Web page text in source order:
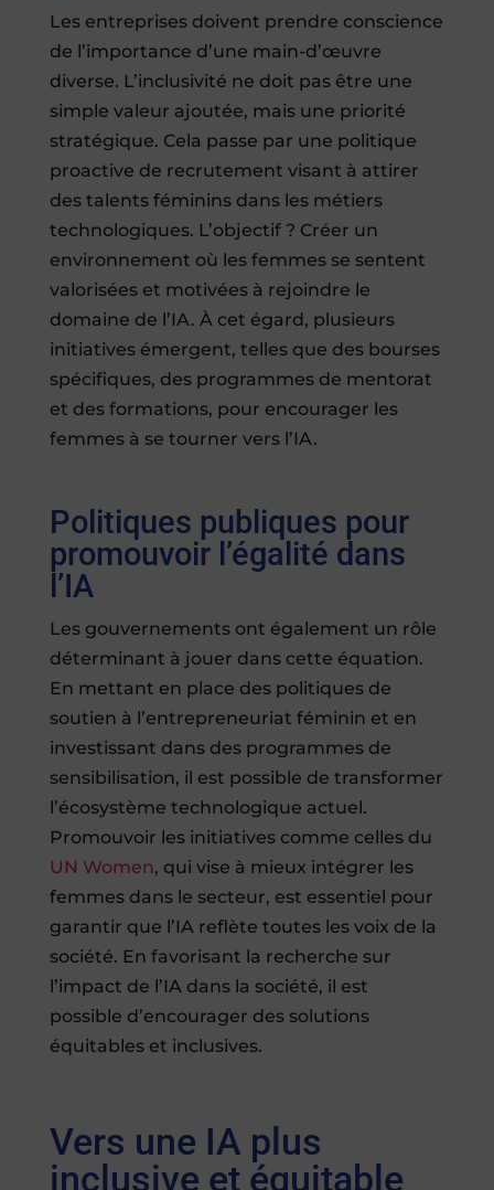
Les entreprises doivent prendre conscience
de l’importance d’une main-d’œuvre
diverse. L’inclusivité ne doit pas être une
simple valeur ajoutée, mais une priorité
stratégique. Cela passe par une politique
proactive de recrutement visant à attirer
des talents féminins dans les métiers
technologiques. L’objectif ? Créer un
environnement où les femmes se sentent
valorisées et motivées à rejoindre le
domaine de l’IA. À cet égard, plusieurs
initiatives émergent, telles que des bourses
spécifiques, des programmes de mentorat
et des formations, pour encourager les
femmes à se tourner vers l’IA.
Politiques publiques pour
promouvoir l’égalité dans
l’IA
Les gouvernements ont également un rôle
déterminant à jouer dans cette équation.
En mettant en place des politiques de
soutien à l’entrepreneuriat féminin et en
investissant dans des programmes de
sensibilisation, il est possible de transformer
l’écosystème technologique actuel.
Promouvoir les initiatives comme celles du
UN Women, qui vise à mieux intégrer les
femmes dans le secteur, est essentiel pour
garantir que l’IA reflète toutes les voix de la
société. En favorisant la recherche sur
l’impact de l’IA dans la société, il est
possible d’encourager des solutions
équitables et inclusives.
Vers une IA plus
inclusive et équitable